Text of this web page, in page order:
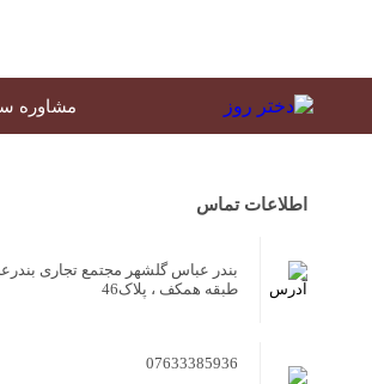
مشاوره
اطلاعات تماس
بندر عباس گلشهر مجتمع تجاری
طبقه همکف ، پلاک46
07633385936